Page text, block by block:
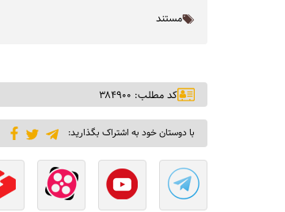
مستند
کد مطلب: ۳۸۴۹۰۰
با دوستان خود به اشتراک بگذارید: